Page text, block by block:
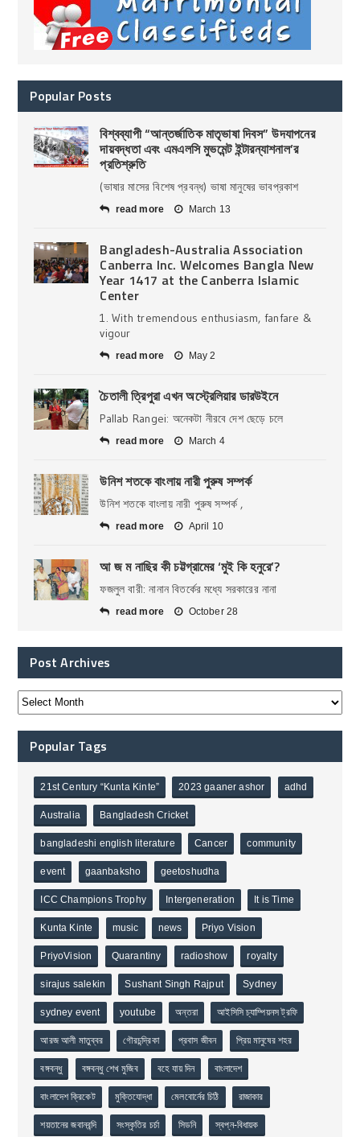
Popular Posts
বিশ্বব্যাপী “আন্তর্জাতিক মাতৃভাষা দিবস” উদযাপনের
দায়বদ্ধতা এবং এমএলসি মুভমেন্ট ইন্টারন্যাশনাল’র
প্রতিশ্রুতি
(ভাষার মাসের বিশেষ প্রবন্ধ) ভাষা মানুষের ভাবপ্রকাশ
read more March 13
Bangladesh-Australia Association
Canberra Inc. Welcomes Bangla New
Year 1417 at the Canberra Islamic
Center
1. With tremendous enthusiasm, fanfare &
vigour
read more May 2
চৈতালী ত্রিপুরা এখন অস্ট্রেলিয়ার ডারউইনে
Pallab Rangei: অনেকটা নীরবে দেশ ছেড়ে চলে
read more March 4
উনিশ শতকে বাংলায় নারী পুরুষ সম্পর্ক
উনিশ শতকে বাংলায় নারী পুরুষ সম্পর্ক ,
read more April 10
আ জ ম নাছির কী চট্টগ্রামের ‘মুই কি হনুরে’?
ফজলুল বারী: নানান বিতর্কের মধ্যে সরকারের নানা
read more October 28
Post Archives
Popular Tags
21st Century “Kunta Kinte” 2023 gaaner ashor adhd
Australia Bangladesh Cricket
bangladeshi english literature Cancer community
event gaanbaksho geetoshudha
ICC Champions Trophy Intergeneration It is Time
Kunta Kinte music news Priyo Vision
PriyoVision Quarantiny radioshow royalty
sirajus salekin Sushant Singh Rajput Sydney
sydney event youtube অন্তরা আইসিসি চ্যাম্পিয়নস ট্রফি
আরজ আলী মাতুব্বর গৌরচন্দ্রিকা প্রবাস জীবন প্রিয় মানুষের শহর
বঙ্গবন্ধু বঙ্গবন্ধু শেখ মুজিব বহে যায় দিন বাংলাদেশ
বাংলাদেশ ক্রিকেট মুক্তিযোদ্ধা মেলবোর্নের চিঠি রাজাকার
শয়তানের জবানবন্দি সংস্কৃতির চর্চা সিডনি স্বপ্ন-বিধায়ক